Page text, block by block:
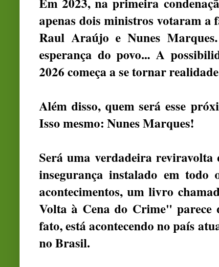
apenas dois ministros votaram a
Raul Araújo e Nunes
esperança do povo... A
2026 começa a se tornar
Além disso, quem será esse
Isso mesmo: Nunes Marques!
Será uma verdadeira
insegurança instalado em
acontecimentos, um livro
Volta à Cena do Crime" parece
fato, está acontecendo no país
no Brasil.